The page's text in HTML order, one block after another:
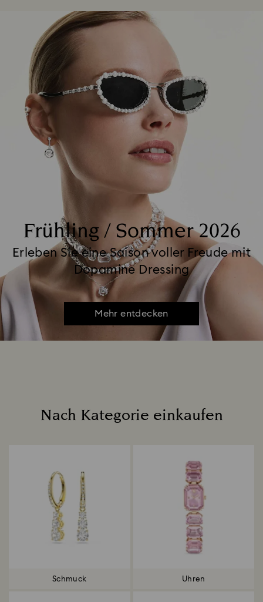
Frühling / Sommer 2026
Erleben Sie eine Saison voller Freude mit
Dopamine Dressing
Mehr entdecken
Nach Kategorie einkaufen
Schmuck Uhren